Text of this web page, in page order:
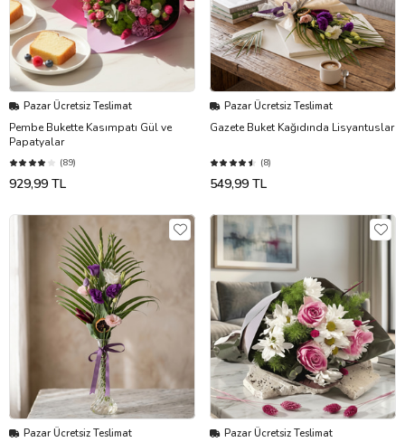
Pazar Ücretsiz Teslimat
Pembe Bukette Kasımpatı Gül ve
Papatyalar
(89)
929,99 TL
Pazar Ücretsiz Teslimat
Gazete Buket Kağıdında Lisyantuslar
(8)
549,99 TL
Pazar Ücretsiz Teslimat Pazar Ücretsiz Teslimat